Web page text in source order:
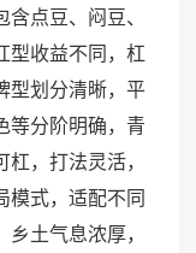
点豆、闷豆、
型收益不同，杠
型划分清晰，平
等分阶明确，青
，打法灵活，
模式，适配不同
土气息浓厚，